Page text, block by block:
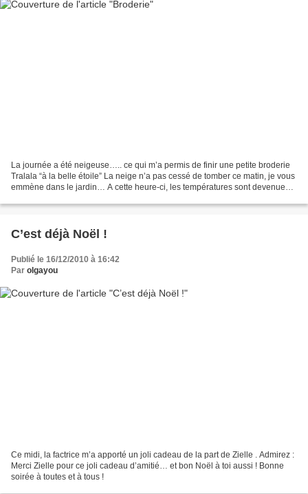
La journée a été neigeuse….. ce qui m’a permis de finir une petite broderie
Tralala “à la belle étoile” La neige n’a pas cessé de tomber ce matin, je vous
emmène dans le jardin… A cette heure-ci, les températures sont devenues
C’est déjà Noël !
Publié le 16/12/2010 à 16:42
Par olgayou
Ce midi, la factrice m’a apporté un joli cadeau de la part de Zielle . Admirez :
Merci Zielle pour ce joli cadeau d’amitié… et bon Noël à toi aussi ! Bonne
soirée à toutes et à tous !